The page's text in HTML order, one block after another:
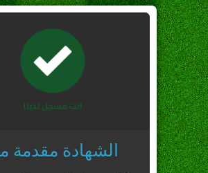
الشهادة مقدمة